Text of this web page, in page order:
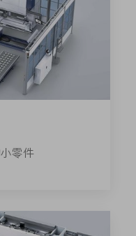
零件